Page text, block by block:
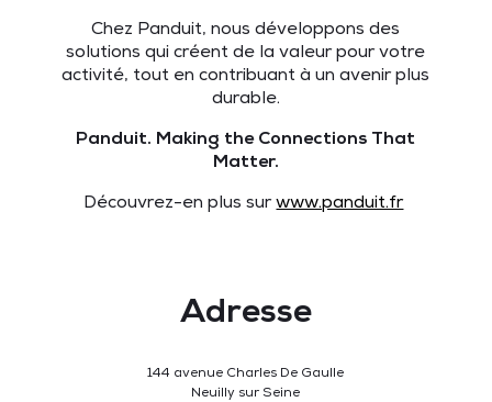
Chez Panduit, nous développons des
solutions qui créent de la valeur pour votre
activité, tout en contribuant à un avenir plus
durable.
Panduit. Making the Connections That
Matter.
Découvrez-en plus surwww.panduit.fr
Adresse
144 avenue Charles De Gaulle
Neuilly sur Seine